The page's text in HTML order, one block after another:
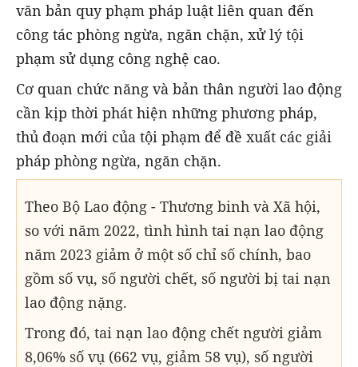
văn bản quy phạm pháp luật liên quan đến
công tác phòng ngừa, ngăn chặn, xử lý tội
phạm sử dụng công nghệ cao.
Cơ quan chức năng và bản thân người lao động
cần kịp thời phát hiện những phương pháp,
thủ đoạn mới của tội phạm để đề xuất các giải
pháp phòng ngừa, ngăn chặn.
Theo Bộ Lao động - Thương binh và Xã hội,
so với năm 2022, tình hình tai nạn lao động
năm 2023 giảm ở một số chỉ số chính, bao
gồm số vụ, số người chết, số người bị tai nạn
lao động nặng.
Trong đó, tai nạn lao động chết người giảm
8,06% số vụ (662 vụ, giảm 58 vụ), số người